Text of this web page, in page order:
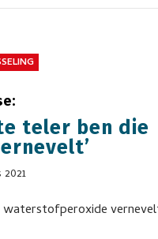
teler ben die